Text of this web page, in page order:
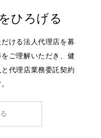
ひろげる
ける法人代理店を募
ご理解いただき、健
代理店業務委託契約